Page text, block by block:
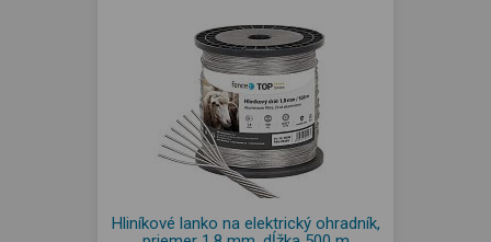
Hliníkové lanko na elektrický ohradník,